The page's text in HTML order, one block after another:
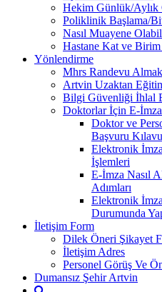
Hekim Günlük/Aylık
Poliklinik Başlama/
Nasıl Muayene
Hastane Kat ve Birim
Yönlendirme
Mhrs Randevu
Artvin Uzaktan
Bilgi Güvenliği İhlal
Doktorlar İçin E-
Doktor ve
Başvuru
Elektronik
İşlemleri
E-İmza Nasıl
Adımları
Elektronik
Durumunda
İletişim Form
Dilek Öneri Şikayet
İletişim Adres
Personel Görüş Ve
Dumansız Şehir Artvin